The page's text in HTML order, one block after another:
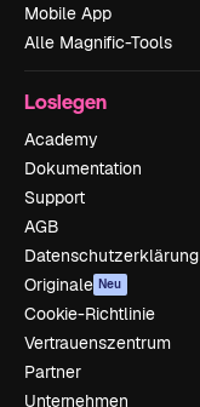
Mobile App
Alle Magnific-Tools
Loslegen
Academy
Dokumentation
Support
AGB
Datenschutzerklärung
Originale Neu
Cookie-Richtlinie
Vertrauenszentrum
Partner
Unternehmen